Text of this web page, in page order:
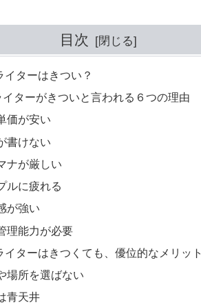
目次
ターはきつい？
ターがきついと言われる６つの理由
価が安い
書けない
ナが厳しい
ルに疲れる
が強い
理能力が必要
ターはきつくても、優位的なメリット
場所を選ばない
青天井